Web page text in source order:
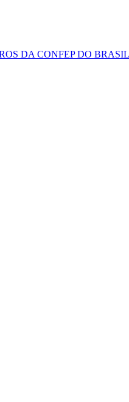
DA CONFEP DO